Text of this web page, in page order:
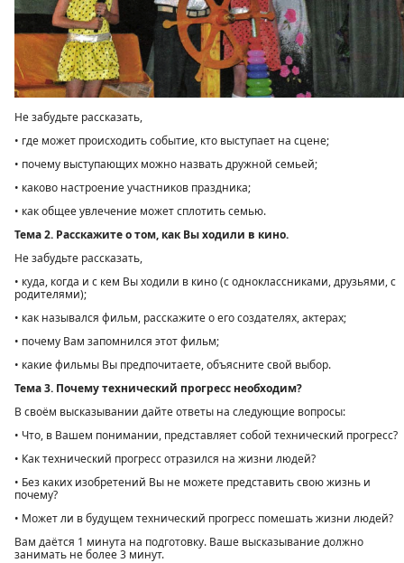
Не забудьте рассказать,
• где может происходить событие, кто выступает на сцене;
• почему выступающих можно назвать дружной семьей;
• каково настроение участников праздника;
• как общее увлечение может сплотить семью.
Тема 2. Расскажите о том, как Вы ходили в кино.
Не забудьте рассказать,
• куда, когда и с кем Вы ходили в кино (с одноклассниками, друзьями, с
родителями);
• как назывался фильм, расскажите о его создателях, актерах;
• почему Вам запомнился этот фильм;
• какие фильмы Вы предпочитаете, объясните свой выбор.
Тема 3. Почему технический прогресс необходим?
В своём высказывании дайте ответы на следующие вопросы:
• Что, в Вашем понимании, представляет собой технический прогресс?
• Как технический прогресс отразился на жизни людей?
• Без каких изобретений Вы не можете представить свою жизнь и
почему?
• Может ли в будущем технический прогресс помешать жизни людей?
Вам даётся 1 минута на подготовку. Ваше высказывание должно
занимать не более 3 минут.